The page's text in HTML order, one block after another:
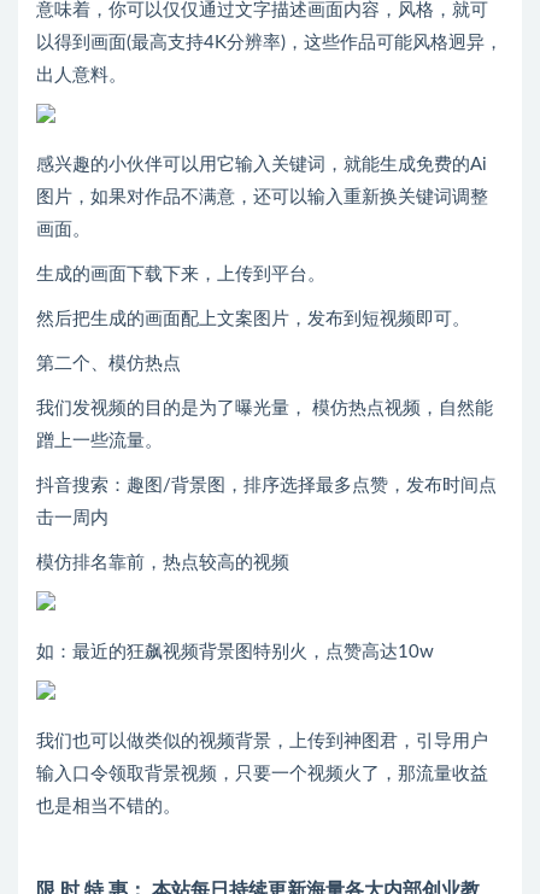
意味着，你可以仅仅通过文字描述画面内容，风格，就可
以得到画面(最高支持4K分辨率)，这些作品可能风格迥异，
出人意料。
感兴趣的小伙伴可以用它输入关键词，就能生成免费的Ai
图片，如果对作品不满意，还可以输入重新换关键词调整
画面。
生成的画面下载下来，上传到平台。
然后把生成的画面配上文案图片，发布到短视频即可。
第二个、模仿热点
我们发视频的目的是为了曝光量， 模仿热点视频，自然能
蹭上一些流量。
抖音搜索：趣图/背景图，排序选择最多点赞，发布时间点
击一周内
模仿排名靠前，热点较高的视频
如：最近的狂飙视频背景图特别火，点赞高达10w
我们也可以做类似的视频背景，上传到神图君，引导用户
输入口令领取背景视频，只要一个视频火了，那流量收益
也是相当不错的。